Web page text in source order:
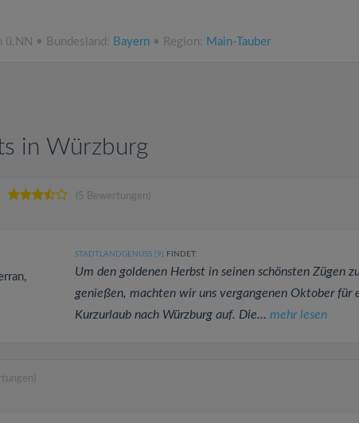
• Bundesland: Bayern • Region: Main-Tauber
in Würzburg
(5 Bewertungen)
STADTLANDGENUSS (9) FINDET:
Um den goldenen Herbst in seinen schönsten Zügen
genießen, machten wir uns vergangenen Oktober für
Kurzurlaub nach Würzburg auf. Die... mehr lesen